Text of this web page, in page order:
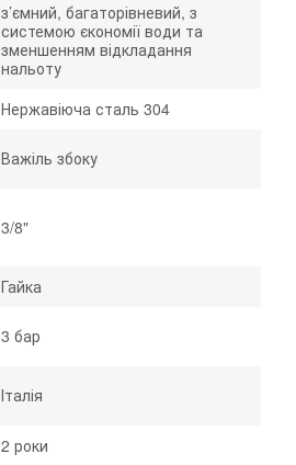
з’ємний, багаторівневий, з
системою єкономії води та
зменшенням відкладання
нальоту
Нержавіюча сталь 304
Важіль збоку
3/8"
Гайка
3 бар
Італія
2 роки